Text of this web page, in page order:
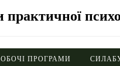
ПРОГРАМИ